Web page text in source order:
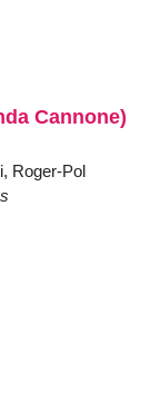
Cannone)
Roger-Pol